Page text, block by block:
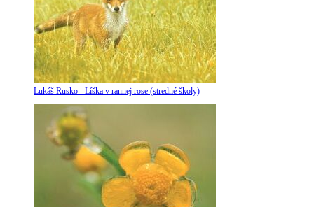
Lukáš Rusko - Líška v rannej rose (stredné školy)